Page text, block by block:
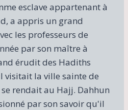
esclave appartenant à
a appris un grand
les professeurs de
par son maître à
érudit des Hadiths
visitait la ville sainte de
rendait au Hajj. Dahhun
par son savoir qu'il